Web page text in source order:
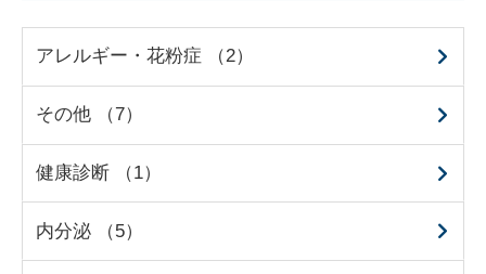
アレルギー・花粉症 （2）
その他 （7）
健康診断 （1）
内分泌 （5）